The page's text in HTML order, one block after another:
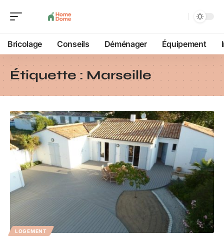
Bricolage Conseils Déménager Équipement
Étiquette :Marseille
LOGEMENT